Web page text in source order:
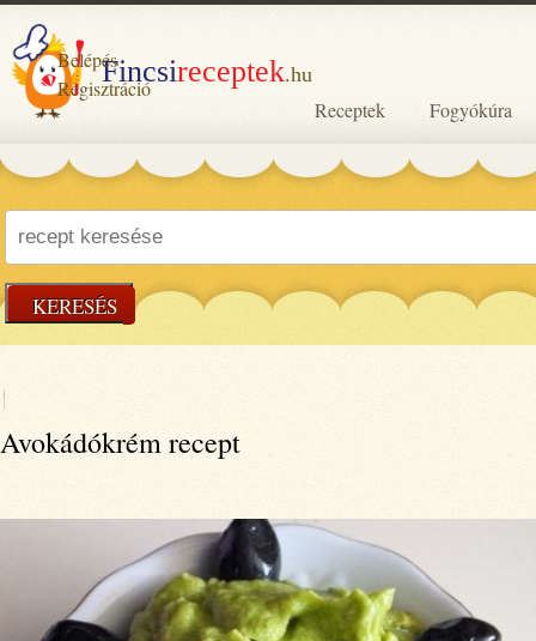
Fincsireceptek.hu
Receptek Fogyókúra
Belépés
Regisztráció
KERESÉS
Avokádókrém recept